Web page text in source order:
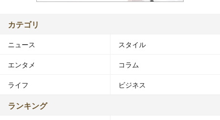
カテゴリ
ニュース スタイル
エンタメ コラム
ライフ ビジネス
ランキング